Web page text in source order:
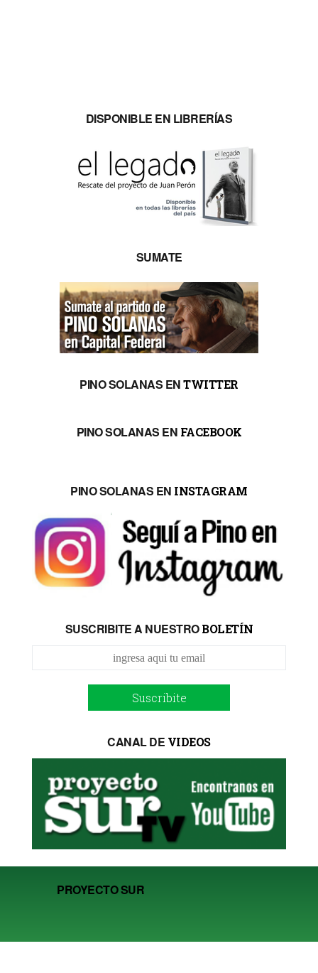
DISPONIBLE EN LIBRERÍAS
SUMATE
PINO SOLANAS ENTWITTER
PINO SOLANAS EN FACEBOOK
PINO SOLANAS EN INSTAGRAM
SUSCRIBITE A NUESTROBOLETÍN
Suscribite
CANAL DE VIDEOS
PROYECTO SUR